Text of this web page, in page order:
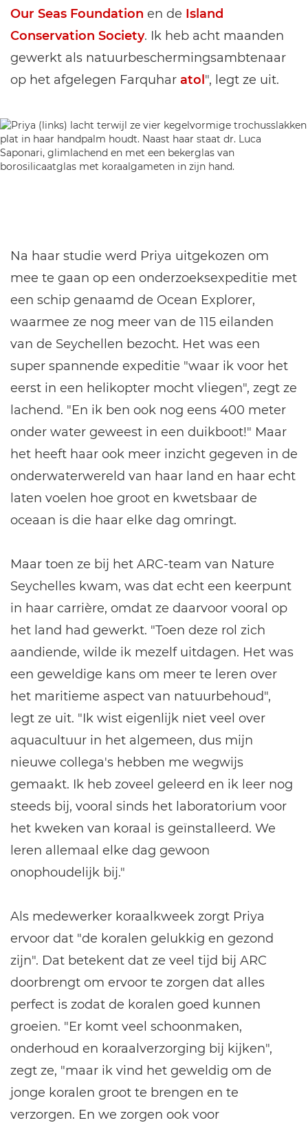
Our Seas Foundation en de Island
Conservation Society. Ik heb acht maanden
gewerkt als natuurbeschermingsambtenaar
op het afgelegen Farquhar atol ", legt ze uit.
Na haar studie werd Priya uitgekozen om
mee te gaan op een onderzoeksexpeditie met
een schip genaamd de Ocean Explorer,
waarmee ze nog meer van de 115 eilanden
van de Seychellen bezocht. Het was een
super spannende expeditie "waar ik voor het
eerst in een helikopter mocht vliegen", zegt ze
lachend. "En ik ben ook nog eens 400 meter
onder water geweest in een duikboot!" Maar
het heeft haar ook meer inzicht gegeven in de
onderwaterwereld van haar land en haar echt
laten voelen hoe groot en kwetsbaar de
oceaan is die haar elke dag omringt.
Maar toen ze bij het ARC-team van Nature
Seychelles kwam, was dat echt een keerpunt
in haar carrière, omdat ze daarvoor vooral op
het land had gewerkt. "Toen deze rol zich
aandiende, wilde ik mezelf uitdagen. Het was
een geweldige kans om meer te leren over
het maritieme aspect van natuurbehoud",
legt ze uit. "Ik wist eigenlijk niet veel over
aquacultuur in het algemeen, dus mijn
nieuwe collega's hebben me wegwijs
gemaakt. Ik heb zoveel geleerd en ik leer nog
steeds bij, vooral sinds het laboratorium voor
het kweken van koraal is geïnstalleerd. We
leren allemaal elke dag gewoon
onophoudelijk bij."
Als medewerker koraalkweek zorgt Priya
ervoor dat "de koralen gelukkig en gezond
zijn". Dat betekent dat ze veel tijd bij ARC
doorbrengt om ervoor te zorgen dat alles
perfect is zodat de koralen goed kunnen
groeien. "Er komt veel schoonmaken,
onderhoud en koraalverzorging bij kijken",
zegt ze, "maar ik vind het geweldig om de
jonge koralen groot te brengen en te
verzorgen. En we zorgen ook voor